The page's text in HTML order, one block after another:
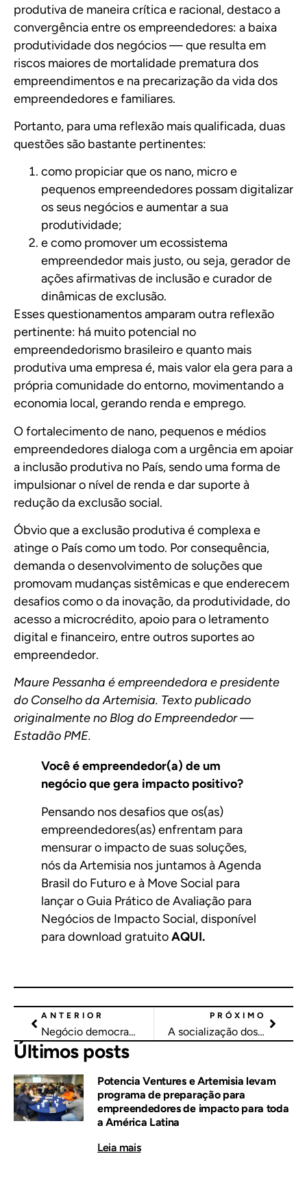
produtiva de maneira crítica e racional, destaco a
convergência entre os empreendedores: a baixa
produtividade dos negócios — que resulta em
riscos maiores de mortalidade prematura dos
empreendimentos e na precarização da vida dos
empreendedores e familiares.
Portanto, para uma reflexão mais qualificada, duas
questões são bastante pertinentes:
como propiciar que os nano, micro e
pequenos empreendedores possam digitalizar
os seus negócios e aumentar a sua
produtividade;
e como promover um ecossistema
empreendedor mais justo, ou seja, gerador de
ações afirmativas de inclusão e curador de
dinâmicas de exclusão.
Esses questionamentos amparam outra reflexão
pertinente: há muito potencial no
empreendedorismo brasileiro e quanto mais
produtiva uma empresa é, mais valor ela gera para a
própria comunidade do entorno, movimentando a
economia local, gerando renda e emprego.
O fortalecimento de nano, pequenos e médios
empreendedores dialoga com a urgência em apoiar
a inclusão produtiva no País, sendo uma forma de
impulsionar o nível de renda e dar suporte à
redução da exclusão social.
Óbvio que a exclusão produtiva é complexa e
atinge o País como um todo. Por consequência,
demanda o desenvolvimento de soluções que
promovam mudanças sistêmicas e que enderecem
desafios como o da inovação, da produtividade, do
acesso a microcrédito, apoio para o letramento
digital e financeiro, entre outros suportes ao
empreendedor.
Maure Pessanha é empreendedora e presidente
do Conselho da Artemisia. Texto publicado
originalmente no Blog do Empreendedor —
Estadão PME.
Você é empreendedor(a) de um
negócio que gera impacto positivo?
Pensando nos desafios que os(as)
empreendedores(as) enfrentam para
mensurar o impacto de suas soluções,
nós da Artemisia nos juntamos à Agenda
Brasil do Futuro e à Move Social para
lançar o Guia Prático de Avaliação para
Negócios de Impacto Social, disponível
para download gratuitoAQUI.
ANTERIOR
Negócio democratiza acesso à educação financeira para mudar realidades
PRÓXIMO
A socialização dos danos no mundo dos investimentos
Últimos posts
Potencia Ventures e Artemisia levam
programa de preparação para
empreendedores de impacto para toda
a América Latina
Leia mais